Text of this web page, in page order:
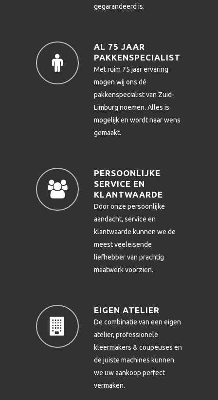
gegarandeerd is.
AL 75 JAAR
PAKKENSPECIALIST
Met ruim 75 jaar ervaring
mogen wij ons dé
pakkenspecialist van Zuid-
Limburg noemen. Alles is
mogelijk en wordt naar wens
gemaakt.
PERSOONLIJKE
SERVICE EN
KLANTWAARDE
Door onze persoonlijke
aandacht, service en
klantwaarde kunnen we de
meest veeleisende
liefhebber van prachtig
maatwerk voorzien.
EIGEN ATELIER
De combinatie van een eigen
atelier, professionele
kleermakers & coupeuses en
de juiste machines kunnen
we uw aankoop perfect
vermaken.